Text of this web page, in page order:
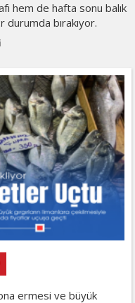
hem de hafta sonu balık
bırakıyor.
ermesi ve büyük